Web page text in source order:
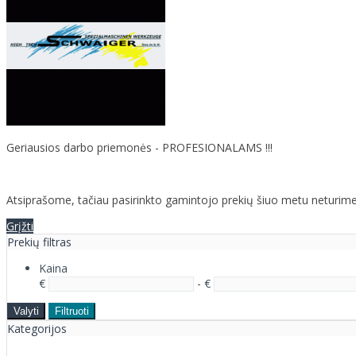
Geriausios darbo priemonės - PROFESIONALAMS !!!
Atsiprašome, tačiau pasirinkto gamintojo prekių šiuo metu
Grįžti
Prekių filtras
Kaina
€
- €
Valyti Filtruoti
Kategorijos